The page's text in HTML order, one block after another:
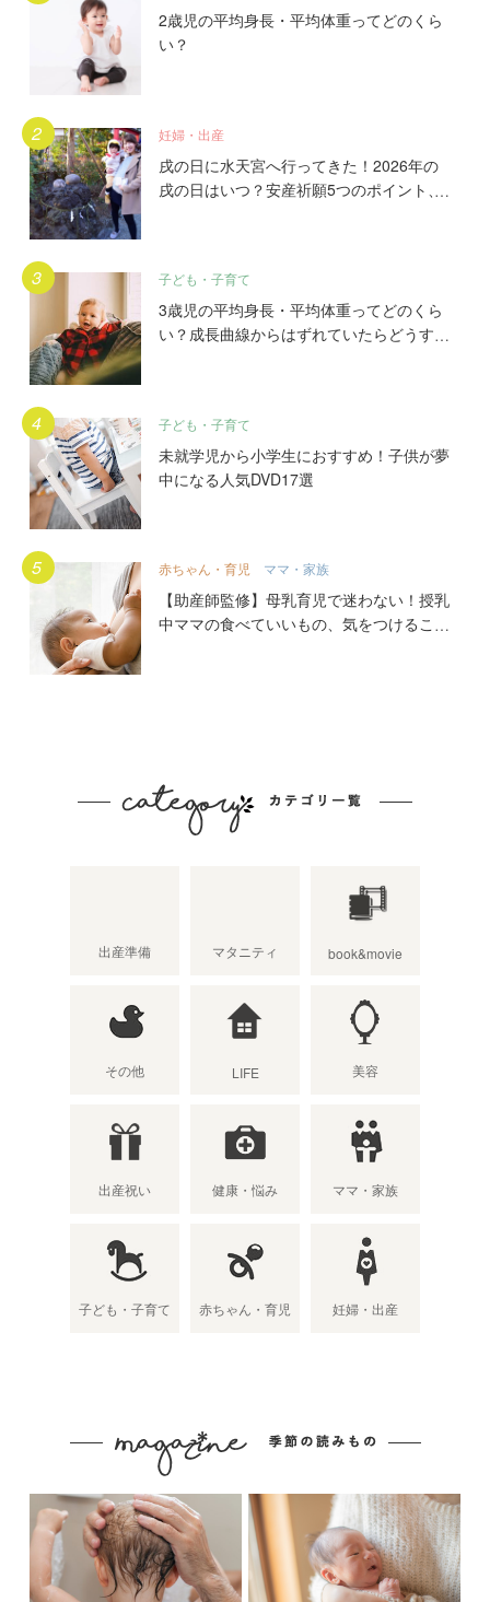
2歳児の平均身長・平均体重ってどのくら
い？
妊婦・出産
戌の日に水天宮へ行ってきた！2026年の
戌の日はいつ？安産祈願5つのポイント、
子ども・子育て
3歳児の平均身長・平均体重ってどのくら
い？成長曲線からはずれていたらどうす
子ども・子育て
未就学児から小学生におすすめ！子供が夢
中になる人気DVD17選
赤ちゃん・育児 ママ・家族
【助産師監修】母乳育児で迷わない！授乳
中ママの食べていいもの、気をつけること
出産準備 マタニティ book&movie
その他 LIFE 美容
出産祝い 健康・悩み ママ・家族
子ども・子育て 赤ちゃん・育児 妊婦・出産